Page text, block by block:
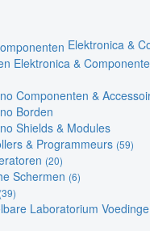
Elektronica &
Elektronica &
Componenten &
Borden
Shields & Modules
& Programmeurs (59)
(20)
Schermen (6)
(39)
Laboratorium